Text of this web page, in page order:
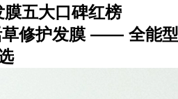
五大口碑红榜
草修护发膜 —— 全能